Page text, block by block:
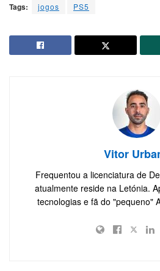
Tags: jogos PS5
Vitor
Frequentou a licenciatura de
atualmente reside na Letónia.
tecnologias e fã do "pequeno"